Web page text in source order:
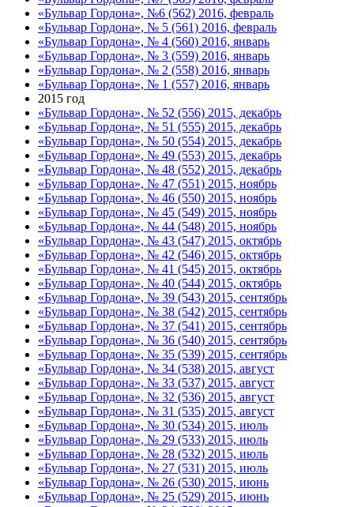
«Бульвар Гордона», №6 (562) 2016, февраль
«Бульвар Гордона», № 5 (561) 2016, февраль
«Бульвар Гордона», № 4 (560) 2016, январь
«Бульвар Гордона», № 3 (559) 2016, январь
«Бульвар Гордона», № 2 (558) 2016, январь
«Бульвар Гордона», № 1 (557) 2016, январь
2015 год
«Бульвар Гордона», № 52 (556) 2015, декабрь
«Бульвар Гордона», № 51 (555) 2015, декабрь
«Бульвар Гордона», № 50 (554) 2015, декабрь
«Бульвар Гордона», № 49 (553) 2015, декабрь
«Бульвар Гордона», № 48 (552) 2015, декабрь
«Бульвар Гордона», № 47 (551) 2015, ноябрь
«Бульвар Гордона», № 46 (550) 2015, ноябрь
«Бульвар Гордона», № 45 (549) 2015, ноябрь
«Бульвар Гордона», № 44 (548) 2015, ноябрь
«Бульвар Гордона», № 43 (547) 2015, октябрь
«Бульвар Гордона», № 42 (546) 2015, октябрь
«Бульвар Гордона», № 41 (545) 2015, октябрь
«Бульвар Гордона», № 40 (544) 2015, октябрь
«Бульвар Гордона», № 39 (543) 2015, сентябрь
«Бульвар Гордона», № 38 (542) 2015, сентябрь
«Бульвар Гордона», № 37 (541) 2015, сентябрь
«Бульвар Гордона», № 36 (540) 2015, сентябрь
«Бульвар Гордона», № 35 (539) 2015, сентябрь
«Бульвар Гордона», № 34 (538) 2015, август
«Бульвар Гордона», № 33 (537) 2015, август
«Бульвар Гордона», № 32 (536) 2015, август
«Бульвар Гордона», № 31 (535) 2015, август
«Бульвар Гордона», № 30 (534) 2015, июль
«Бульвар Гордона», № 29 (533) 2015, июль
«Бульвар Гордона», № 28 (532) 2015, июль
«Бульвар Гордона», № 27 (531) 2015, июль
«Бульвар Гордона», № 26 (530) 2015, июнь
«Бульвар Гордона», № 25 (529) 2015, июнь